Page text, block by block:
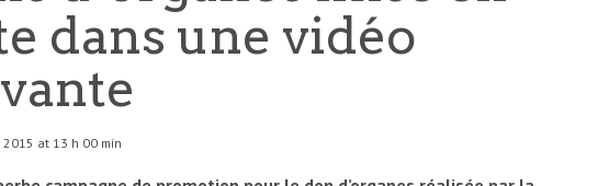
dans une vidéo
at 13 h 00 min